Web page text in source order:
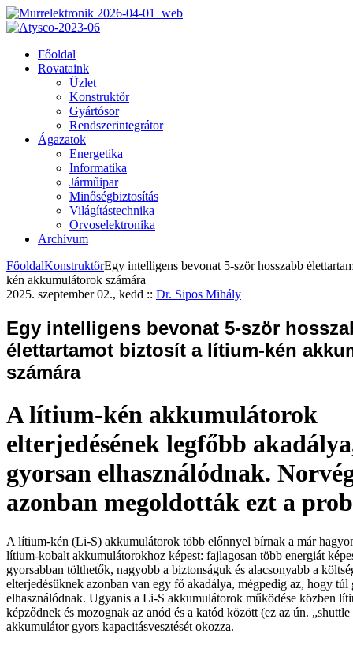
Főoldal
Rovataink
Üzlet
Konstruktőr
Gyártósor
Rendszerintegrátor
Ágazatok
Energetika
Informatika
Járműipar
Minőségbiztosítás
Világítástechnika
Orvoselektronika
Archívum
FőoldalKonstruktőrEgy intelligens bevonat 5-ször hosszabb
kén akkumulátorok számára
2025. szeptember 02., kedd :: Dr. Sipos Mihály
Egy intelligens bevonat 5-ször
élettartamot biztosít a lítium-kén
számára
A lítium-kén akkumulátorok
elterjedésének legfőbb
gyorsan elhasználódnak.
azonban megoldották ezt a
A lítium-kén (Li-S) akkumulátorok több előnnyel bírnak a már
lítium-kobalt akkumulátorokhoz képest: fajlagosan több energiát
gyorsabban tölthetők, nagyobb a biztonságuk és alacsonyabb a
elterjedésüknek azonban van egy fő akadálya, mégpedig az, hogy túl
elhasználódnak. Ugyanis a Li-S akkumulátorok működése közben
képződnek és mozognak az anód és a katód között (ez az ún.
akkumulátor gyors kapacitásvesztését okozza.